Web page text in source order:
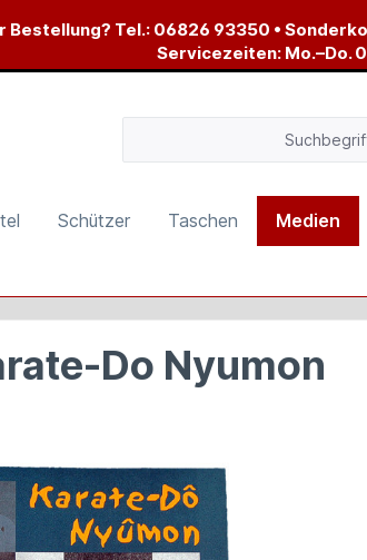
Bestellung? Tel.: 06826 93350 •
Servicezeiten: Mo.–Do.
Schützer Taschen Medien
Do Nyumon